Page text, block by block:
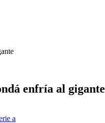
enfría al gigante
a